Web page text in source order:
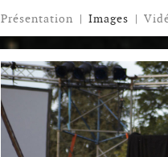
Présentation | Images |